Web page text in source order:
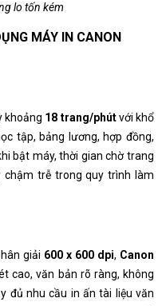
lo tốn kém
MÁY IN CANON
khoảng 18 trang/phútvới khổ
tập, bảng lương, hợp đồng,
bật máy, thời gian chờ trang
chậm trễ trong quy trình làm
giải 600 x 600 dpi, Canon
cao, văn bản rõ ràng, không
đủ nhu cầu in ấn tài liệu văn